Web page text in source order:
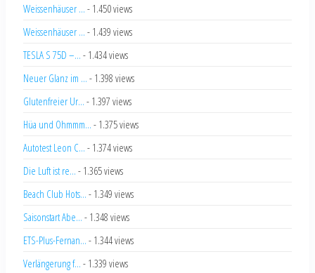
Weissenhäuser ... - 1.450 views
Weissenhäuser ... - 1.439 views
TESLA S 75D –... - 1.434 views
Neuer Glanz im ... - 1.398 views
Glutenfreier Ur... - 1.397 views
Hüa und Ohmmm... - 1.375 views
Autotest Leon C... - 1.374 views
Die Luft ist re... - 1.365 views
Beach Club Hots... - 1.349 views
Saisonstart Abe... - 1.348 views
ETS-Plus-Fernan... - 1.344 views
Verlängerung f... - 1.339 views